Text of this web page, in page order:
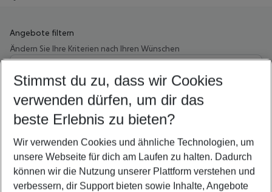
Angebote filtern
Ändern Sie Ihre Kriterien nach Ihren Wünschen
Wähle deinen Abflughafen
Beliebiger Abflughafen
Wähle deinen Reisezeitraum
5-8 Nächte
2 Erwachsene Keine Kinder
Mehr Filter anzeigen
Stimmst du zu, dass wir Cookies
verwenden dürfen, um dir das
beste Erlebnis zu bieten?
Wir verwenden Cookies und ähnliche Technologien, um
unsere Webseite für dich am Laufen zu halten. Dadurch
können wir die Nutzung unserer Plattform verstehen und
verbessern, dir Support bieten sowie Inhalte, Angebote